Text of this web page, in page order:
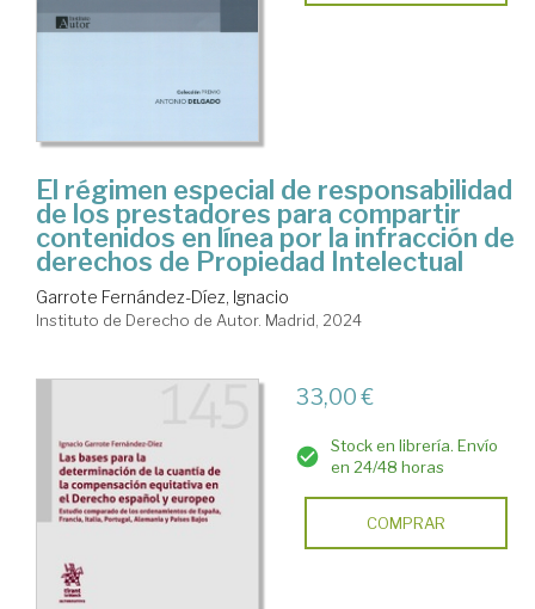
El régimen especial de responsabilidad
de los prestadores para compartir
contenidos en línea por la infracción de
derechos de Propiedad Intelectual
Garrote Fernández-Díez, Ignacio
Instituto de Derecho de Autor. Madrid, 2024
33,00 €
Stock en librería. Envío
en 24/48 horas
COMPRAR